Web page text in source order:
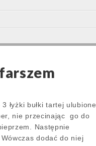
łyżki bułki tartej ulubione
nie przecinając go do
Następnie
dodać do niej